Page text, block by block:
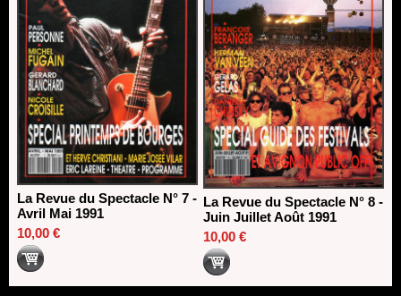
La Revue du Spectacle N° 7 -
Avril Mai 1991
10,00 €
La Revue du Spectacle N° 8 -
Juin Juillet Août 1991
10,00 €